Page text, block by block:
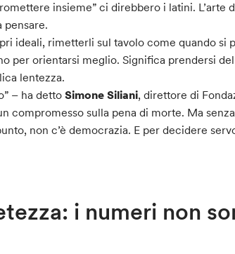
insieme” ci direbbero i latini. L’arte
pensare.
ideali, rimetterli sul tavolo come quando si
per orientarsi meglio. Significa prendersi del
lentezza.
– ha dettoSimone Siliani, direttore di
compromesso sulla pena di morte. Ma senza
non c’è democrazia. E per decidere
i numeri non